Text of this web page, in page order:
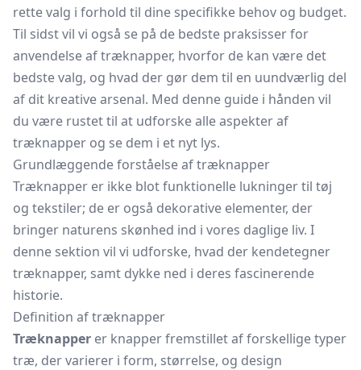
rette valg i forhold til dine specifikke behov og budget.
Til sidst vil vi også se på de bedste praksisser for
anvendelse af træknapper, hvorfor de kan være det
bedste valg, og hvad der gør dem til en uundværlig del
af dit kreative arsenal. Med denne guide i hånden vil
du være rustet til at udforske alle aspekter af
træknapper og se dem i et nyt lys.
Grundlæggende forståelse af træknapper
Træknapper er ikke blot funktionelle lukninger til tøj
og tekstiler; de er også dekorative elementer, der
bringer naturens skønhed ind i vores daglige liv. I
denne sektion vil vi udforske, hvad der kendetegner
træknapper, samt dykke ned i deres fascinerende
historie.
Definition af træknapper
Træknapper er knapper fremstillet af forskellige typer
træ, der varierer i form, størrelse, og design